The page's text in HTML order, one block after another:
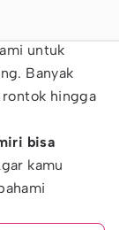
untuk
Banyak
rontok hingga
bisa
kamu